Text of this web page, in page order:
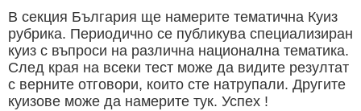
В секция България ще намерите тематична Куиз
рубрика. Периодично се публикува специализиран
куиз с въпроси на различна национална тематика.
След края на всеки тест може да видите резултат
с верните отговори, които сте натрупали. Другите
куизове може да намерите тук. Успех !